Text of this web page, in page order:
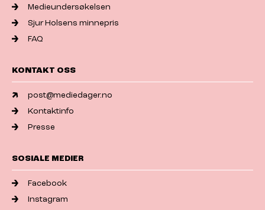
Medieundersøkelsen
Sjur Holsens minnepris
FAQ
KONTAKT OSS
post@mediedager.no
Kontaktinfo
Presse
SOSIALE MEDIER
Facebook
Instagram